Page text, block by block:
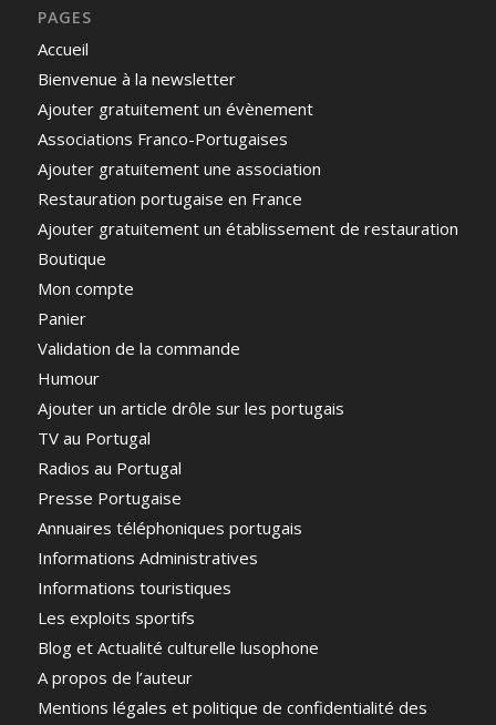
PAGES
Accueil
Bienvenue à la newsletter
Ajouter gratuitement un évènement
Associations Franco-Portugaises
Ajouter gratuitement une association
Restauration portugaise en France
Ajouter gratuitement un établissement de restauration
Boutique
Mon compte
Panier
Validation de la commande
Humour
Ajouter un article drôle sur les portugais
TV au Portugal
Radios au Portugal
Presse Portugaise
Annuaires téléphoniques portugais
Informations Administratives
Informations touristiques
Les exploits sportifs
Blog et Actualité culturelle lusophone
A propos de l’auteur
Mentions légales et politique de confidentialité des